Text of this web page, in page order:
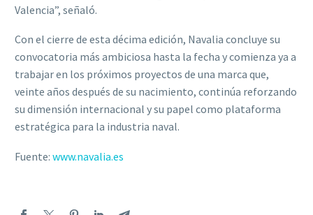
Valencia”, señaló.
Con el cierre de esta décima edición, Navalia concluye su
convocatoria más ambiciosa hasta la fecha y comienza ya a
trabajar en los próximos proyectos de una marca que,
veinte años después de su nacimiento, continúa reforzando
su dimensión internacional y su papel como plataforma
estratégica para la industria naval.
Fuente: www.navalia.es